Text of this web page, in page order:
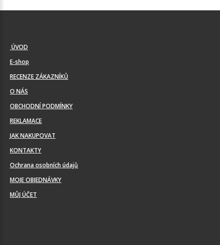
ÚVOD
E-shop
RECENZE ZÁKAZNÍKŮ
O NÁS
OBCHODNÍ PODMÍNKY
REKLAMACE
JAK NAKUPOVAT
KONTAKTY
Ochrana osobních údajů
MOJE OBJEDNÁVKY
MŮJ ÚČET